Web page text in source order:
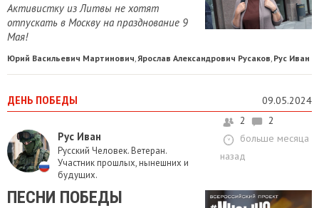
Активистку из Литвы не хотят
отпускать в Москву на празднование 9
Мая!
Юрий Васильевич Мартинович, Ярослав Александрович Русаков, Рус Иван
ДЕНЬ ПОБЕДЫ 09.05.2024
Рус Иван
Русский Человек. Ветеран.
Участник прошлых, нынешних и
будущих.
2
2
больше месяца
назад
ПЕСНИ ПОБЕДЫ